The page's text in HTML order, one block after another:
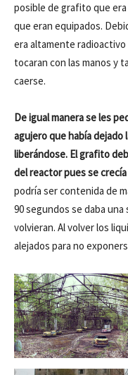
posible de grafito que
que eran equipados.
era altamente
tocaran con las manos y
caerse.
De igual manera se les
agujero que había dejado
liberándose. El grafito
del reactor pues se
podría ser contenida de
90 segundos se daba
volvieran. Al volver los
alejados para no